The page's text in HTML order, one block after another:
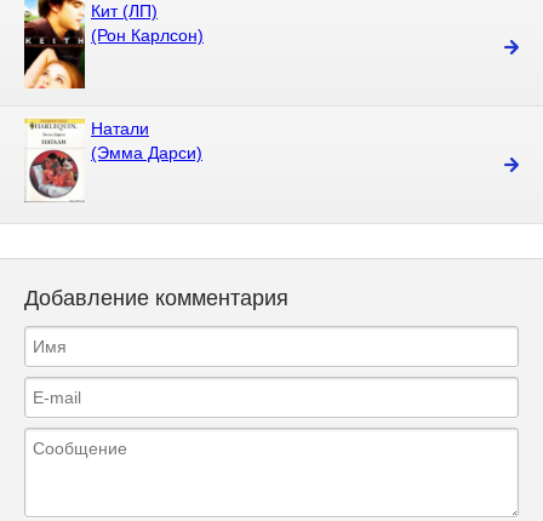
Кит (ЛП)
(Рон Карлсон)
Натали
(Эмма Дарси)
Добавление комментария